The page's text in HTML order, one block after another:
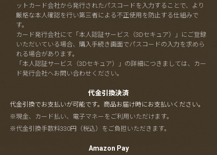
ットカード会社から発行されたパスコードを入力することで、より
厳格な本人確認を行い第三者による不正使用を防止する仕組みで
す。
カード発行会社にて「本人認証サービス（3Dセキュア）」にご登録
いただいている場合、購入手続き画面でパスコードの入力を求めら
れる場合があります。
「本人認証サービス（3Dセキュア）」の詳細につきましては、カー
ド発行会社へお問い合わせください。
代金引換決済
代金引換でお支払いが可能です。商品お届け時にお支払いください。
※現金、カード払い、電子マネーをご利用いただけます。
※代金引換手数料330円（税込）をご負担いただきます。
Amazon Pay